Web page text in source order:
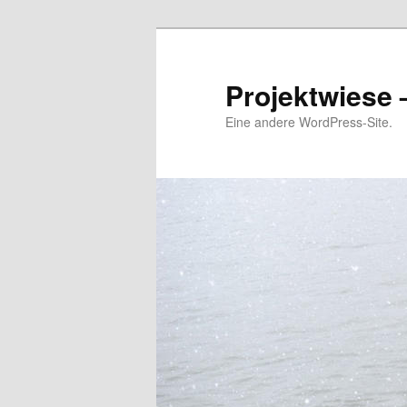
Projektwiese
Eine andere WordPress-Site.